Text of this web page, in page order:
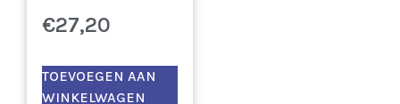
€27,20
TOEVOEGEN AAN
WINKELWAGEN